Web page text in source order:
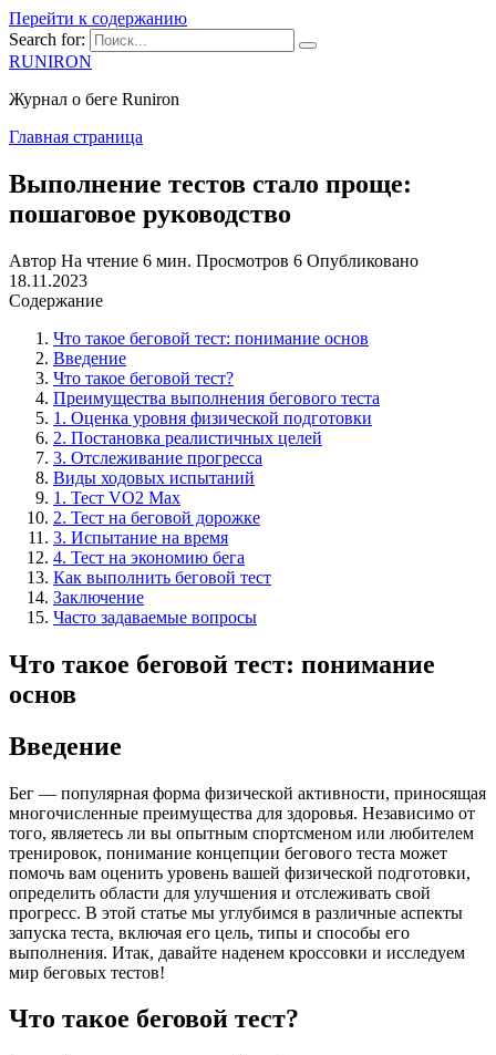
Перейти к содержанию
Search for:
RUNIRON
Журнал о беге Runiron
Главная страница
Выполнение тестов стало проще:
пошаговое руководство
Автор На чтение 6 мин. Просмотров 6 Опубликовано
18.11.2023
Содержание
Что такое беговой тест: понимание основ
Введение
Что такое беговой тест?
Преимущества выполнения бегового теста
1. Оценка уровня физической подготовки
2. Постановка реалистичных целей
3. Отслеживание прогресса
Виды ходовых испытаний
1. Тест VO2 Max
2. Тест на беговой дорожке
3. Испытание на время
4. Тест на экономию бега
Как выполнить беговой тест
Заключение
Часто задаваемые вопросы
Что такое беговой тест: понимание
основ
Введение
Бег — популярная форма физической активности, приносящая
многочисленные преимущества для здоровья. Независимо от
того, являетесь ли вы опытным спортсменом или любителем
тренировок, понимание концепции бегового теста может
помочь вам оценить уровень вашей физической подготовки,
определить области для улучшения и отслеживать свой
прогресс. В этой статье мы углубимся в различные аспекты
запуска теста, включая его цель, типы и способы его
выполнения. Итак, давайте наденем кроссовки и исследуем
мир беговых тестов!
Что такое беговой тест?